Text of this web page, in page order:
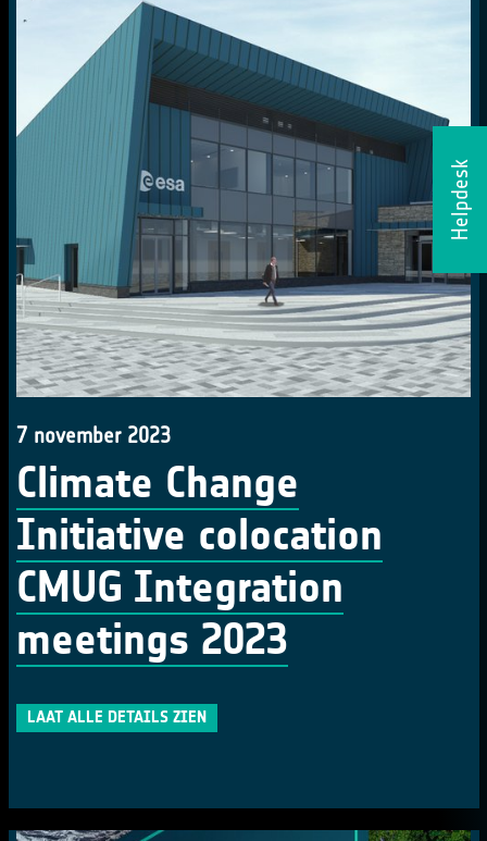
Helpdesk
7 november 2023
Climate Change
Initiative colocation
CMUG Integration
meetings 2023
LAAT ALLE DETAILS ZIEN